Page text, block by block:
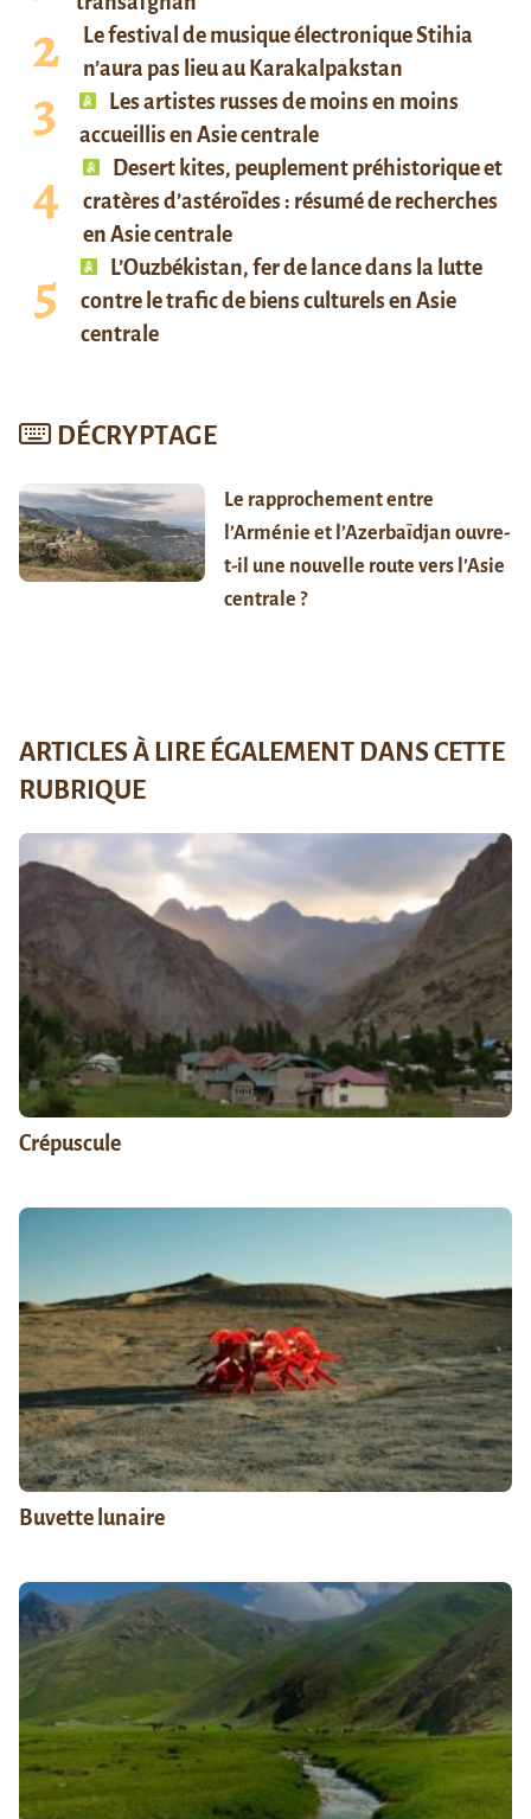
Le festival de musique électronique Stihia
n’aura pas lieu au Karakalpakstan
Les artistes russes de moins en moins
accueillis en Asie centrale
Desert kites, peuplement préhistorique et
cratères d’astéroïdes : résumé de recherches
en Asie centrale
L’Ouzbékistan, fer de lance dans la lutte
contre le trafic de biens culturels en Asie
centrale
DÉCRYPTAGE
Le rapprochement entre
l’Arménie et l’Azerbaïdjan ouvre-
t-il une nouvelle route vers l’Asie
centrale ?
ARTICLES À LIRE ÉGALEMENT DANS CETTE
RUBRIQUE
Crépuscule
Buvette lunaire